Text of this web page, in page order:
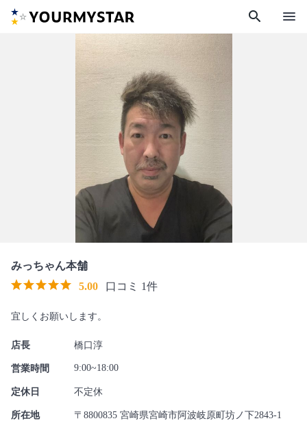
search menu
みっちゃん本舗
5.00
口コミ 1件
宜しくお願いします。
店長 橋口淳
営業時間 9:00~18:00
定休日 不定休
所在地 〒8800835 宮崎県宮崎市阿波岐原町坊ノ下2843-1